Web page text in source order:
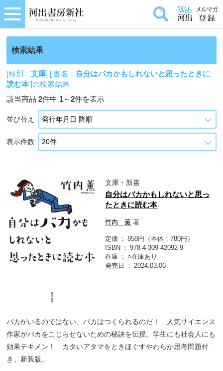
検索結果
[種別：文庫] [ 書名： 自分はバカかもしれないと思ったときに
読む本]の検索結果
該当商品2件中 1～2件を表示
並び替え
表示件数
文庫・新書
自分はバカかもしれないと思っ
たときに読む本
竹内 薫 著
定価
858円（本体：780円）
ISBN
978-4-309-42092-9
在庫
○在庫あり
発売日
2024.03.06
バカがいるのではない、バカはつくられるのだ！ 人気サイエンス
作家がバカをこじらせないための秘訣を伝授。学生にも社会人にも
効果テキメン！ カタいアタマをときほぐすやわらか思考問題付
き。新装版。